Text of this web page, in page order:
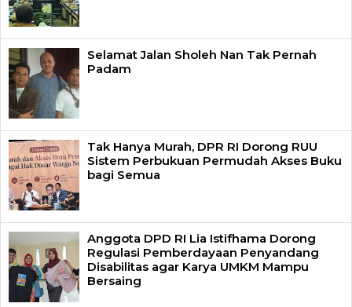
Selamat Jalan Sholeh Nan Tak Pernah
Padam
Tak Hanya Murah, DPR RI Dorong RUU
Sistem Perbukuan Permudah Akses Buku
bagi Semua
Anggota DPD RI Lia Istifhama Dorong
Regulasi Pemberdayaan Penyandang
Disabilitas agar Karya UMKM Mampu
Bersaing